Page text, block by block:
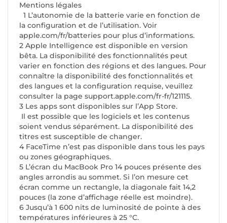
Mentions légales
1 L’autonomie de la batterie varie en fonction de
la configuration et de l’utilisation. Voir
apple.com/fr/batteries pour plus d’informations.
2 Apple Intelligence est disponible en version
bêta. La disponibilité des fonctionnalités peut
varier en fonction des régions et des langues. Pour
connaître la disponibilité des fonctionnalités et
des langues et la configuration requise, veuillez
consulter la page support.apple.com/fr-fr/121115.
3 Les apps sont disponibles sur l’App Store.
Il est possible que les logiciels et les contenus
soient vendus séparément. La disponibilité des
titres est susceptible de changer.
4 FaceTime n’est pas disponible dans tous les pays
ou zones géographiques.
5 L’écran du MacBook Pro 14 pouces présente des
angles arrondis au sommet. Si l’on mesure cet
écran comme un rectangle, la diagonale fait 14,2
pouces (la zone d’affichage réelle est moindre).
6 Jusqu’à 1 600 nits de luminosité de pointe à des
températures inférieures à 25 °C.